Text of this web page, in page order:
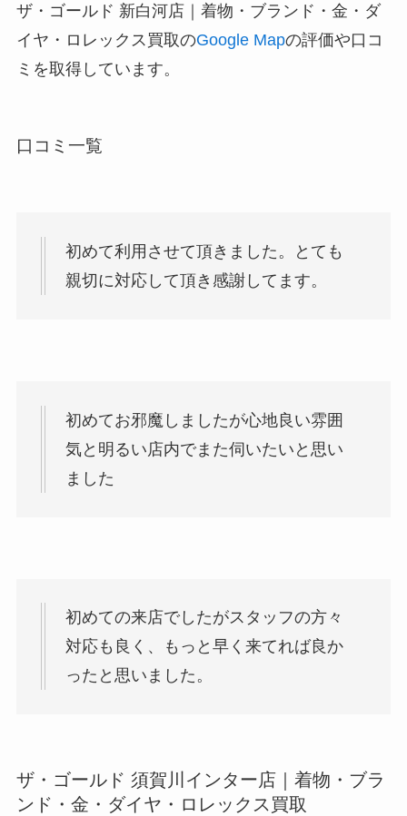
ザ・ゴールド 新白河店｜着物・ブランド・金・ダ
イヤ・ロレックス買取のGoogle Mapの評価や口コ
ミを取得しています。
口コミ一覧
初めて利用させて頂きました。とても
親切に対応して頂き感謝してます。
初めてお邪魔しましたが心地良い雰囲
気と明るい店内でまた伺いたいと思い
ました
初めての来店でしたがスタッフの方々
対応も良く、もっと早く来てれば良か
ったと思いました。
ザ・ゴールド 須賀川インター店｜着物・ブラ
ンド・金・ダイヤ・ロレックス買取